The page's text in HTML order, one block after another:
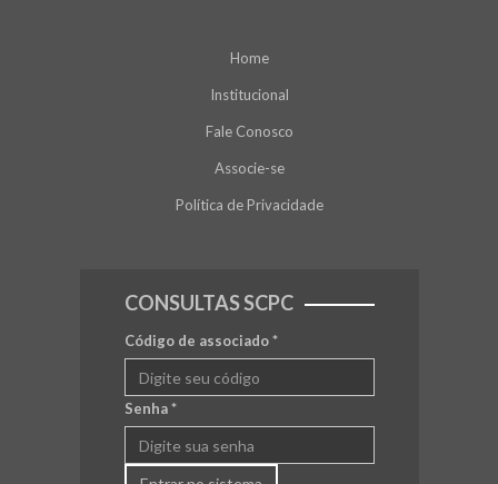
Home
Institucional
Fale Conosco
Associe-se
Política de Privacidade
CONSULTAS SCPC
Código de associado*
Senha*